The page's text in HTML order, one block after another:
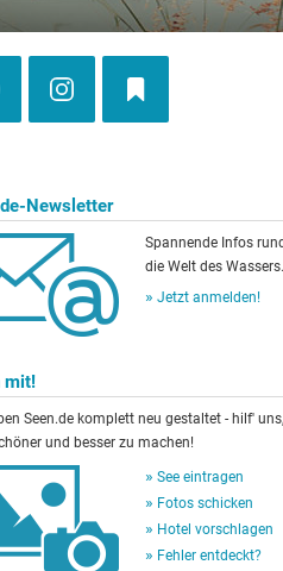
Newsletter
Spannende Infos
die Welt des Wassers.
Jetzt anmelden!
mit!
Seen.de komplett neu gestaltet - hilf'
und besser zu machen!
See eintragen
Fotos schicken
Hotel vorschlagen
Fehler entdeckt?